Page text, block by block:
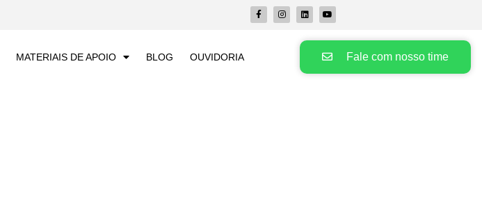
MATERIAIS DE APOIO BLOG OUVIDORIA Fale com nosso time